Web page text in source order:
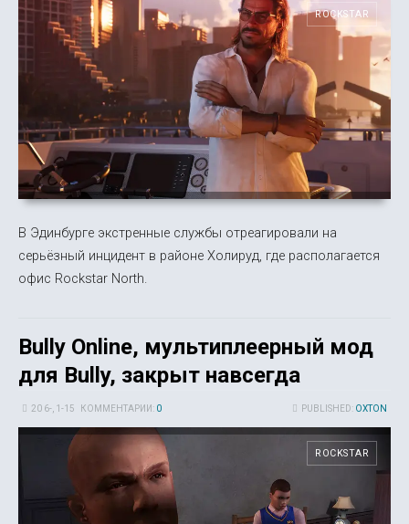
ROCKSTAR
В Эдинбурге экстренные службы отреагировали на
серьёзный инцидент в районе Холируд, где располагается
офис Rockstar North.
Bully Online, мультиплеерный мод
для Bully, закрыт навсегда
PUBLISHED: OXTON
20 6-, 1-15 КОММЕНТАРИИ: 0
ROCKSTAR